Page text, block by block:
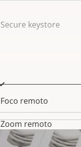
Secure keystore
Descrição
da
propriedade
Foco remoto
Zoom remoto